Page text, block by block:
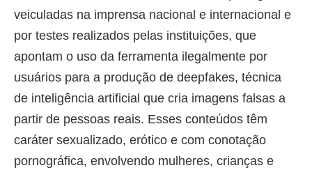
veiculadas na imprensa nacional e internacional e
por testes realizados pelas instituições, que
apontam o uso da ferramenta ilegalmente por
usuários para a produção de deepfakes, técnica
de inteligência artificial que cria imagens falsas a
partir de pessoas reais. Esses conteúdos têm
caráter sexualizado, erótico e com conotação
pornográfica, envolvendo mulheres, crianças e